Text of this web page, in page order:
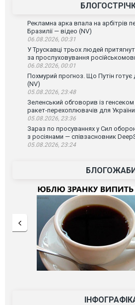
Рекламна арка впала на арбітрів
Бразилії — відео (NV)
06.08.2026, 00:31
У Трускавці трьох людей
за прослуховування
06.08.2026, 00:01
Похмурий прогноз. Що Путін готує
(NV)
05.08.2026, 23:48
Зеленський обговорив із
ракет-перехоплювачів для
05.08.2026, 23:36
Зараз по просуваннях у Сил
з росіянами — співзасновник
05.08.2026, 23:24